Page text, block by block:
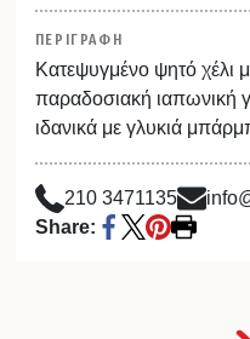
ΠΕΡΙΓΡΑΦΗ
Κατεψυγμένο ψητό χέλι
παραδοσιακή ιαπωνική
ιδανικά με γλυκιά
210 3471135
Share: